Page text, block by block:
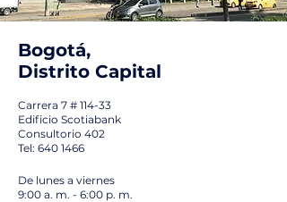
Bogotá,
Distrito Capital
Carrera 7 # 114-33
Edificio Scotiabank
Consultorio 402
Tel: 640 1466
De lunes a viernes
9:00 a. m. - 6:00 p. m.